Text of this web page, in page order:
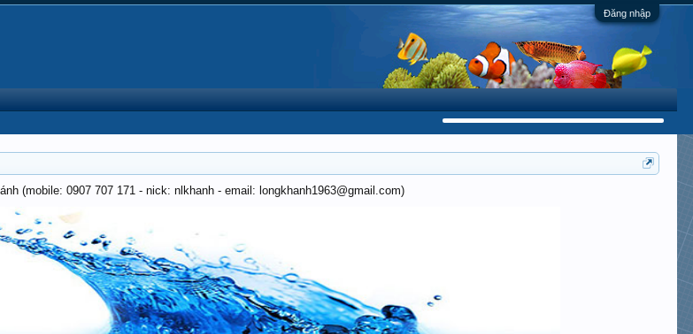
Đăng nhập
(mobile: 0907 707 171 - nick: nlkhanh - email: longkhanh1963@gmail.com)